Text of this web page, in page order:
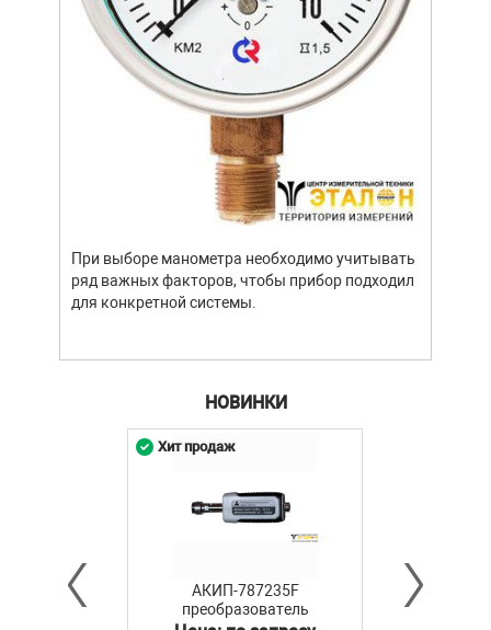
При выборе манометра необходимо учитывать
ряд важных факторов, чтобы прибор подходил
для конкретной системы.
НОВИНКИ
АКИП-787235F
преобразователь
Хит продаж